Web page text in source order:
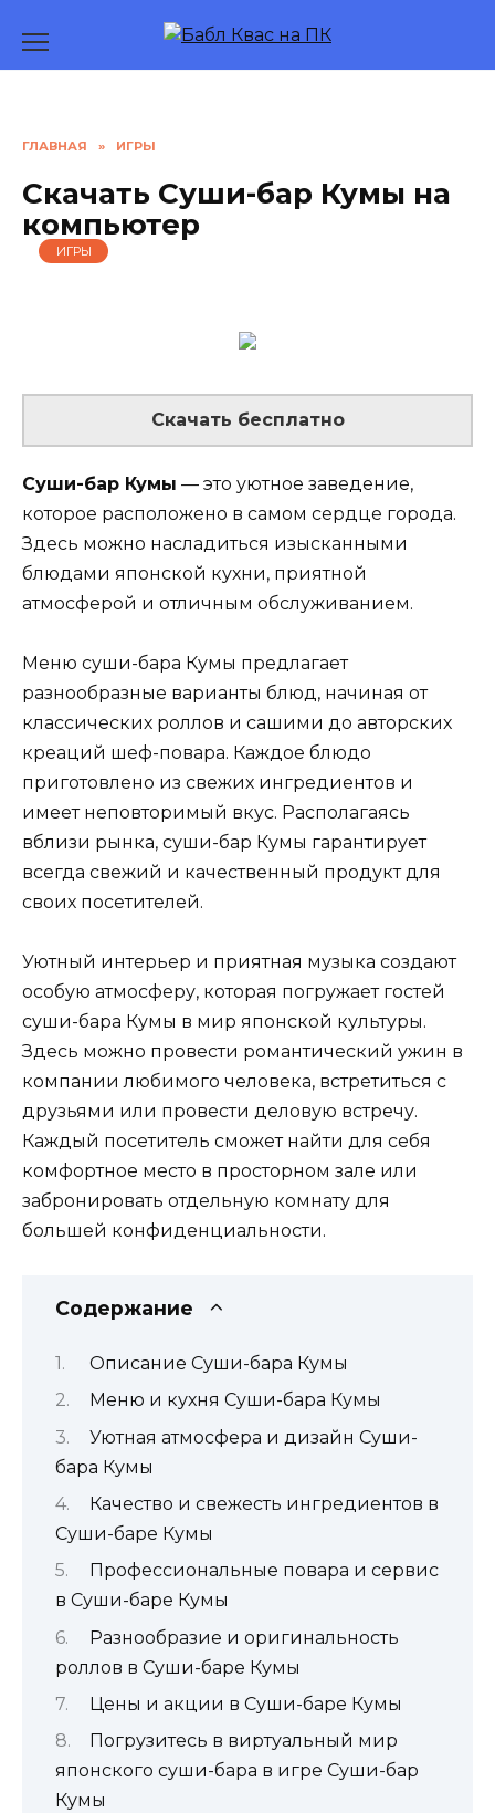
содержанию
ГЛАВНАЯ » ИГРЫ
Скачать Суши-бар Кумы на
компьютер
ИГРЫ
Скачать бесплатно
Суши-бар Кумы — это уютное заведение,
которое расположено в самом сердце города.
Здесь можно насладиться изысканными
блюдами японской кухни, приятной
атмосферой и отличным обслуживанием.
Меню суши-бара Кумы предлагает
разнообразные варианты блюд, начиная от
классических роллов и сашими до авторских
креаций шеф-повара. Каждое блюдо
приготовлено из свежих ингредиентов и
имеет неповторимый вкус. Располагаясь
вблизи рынка, суши-бар Кумы гарантирует
всегда свежий и качественный продукт для
своих посетителей.
Уютный интерьер и приятная музыка создают
особую атмосферу, которая погружает гостей
суши-бара Кумы в мир японской культуры.
Здесь можно провести романтический ужин в
компании любимого человека, встретиться с
друзьями или провести деловую встречу.
Каждый посетитель сможет найти для себя
комфортное место в просторном зале или
забронировать отдельную комнату для
большей конфиденциальности.
Содержание
Описание Суши-бара Кумы
Меню и кухня Суши-бара Кумы
Уютная атмосфера и дизайн Суши-
бара Кумы
Качество и свежесть ингредиентов в
Суши-баре Кумы
Профессиональные повара и сервис
в Суши-баре Кумы
Разнообразие и оригинальность
роллов в Суши-баре Кумы
Цены и акции в Суши-баре Кумы
Погрузитесь в виртуальный мир
японского суши-бара в игре Суши-бар
Кумы